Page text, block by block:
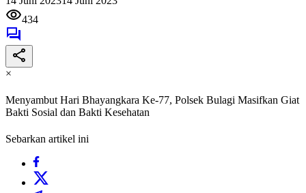
434
×
Menyambut Hari Bhayangkara Ke-77, Polsek Bulagi Masifkan Giat
Bakti Sosial dan Bakti Kesehatan
Sebarkan artikel ini